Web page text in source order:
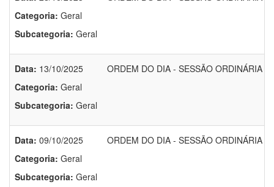
Categoria: Geral
Subcategoria: Geral
Data: 13/10/2025
Categoria: Geral
Subcategoria: Geral
ORDEM DO DIA - SESSÃO ORDINÁRIA
Data: 09/10/2025
Categoria: Geral
Subcategoria: Geral
ORDEM DO DIA - SESSÃO ORDINÁRIA